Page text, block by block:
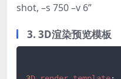
shot, –s 750 –v 6”
3. 3D渲染预览模板